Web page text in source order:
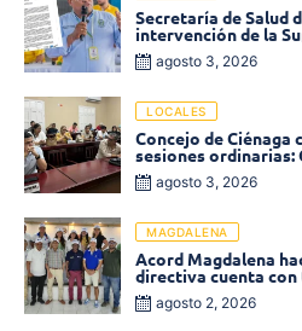
Secretaría de Salud
intervención de la
de medicamentos en
agosto 3, 2026
LOCALES
Concejo de
sesiones ordinarias:
tema central de la
agosto 3, 2026
MAGDALENA
Acord Magdalena
directiva cuenta con
Órgano de Control
agosto 2, 2026